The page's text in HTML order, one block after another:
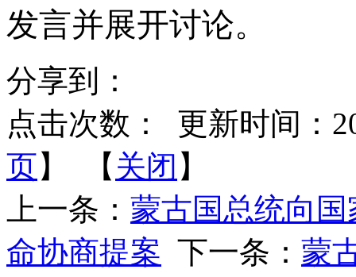
发言并展开讨论。
分享到：
点击次数：
更新时间：
页】 【 关闭 】
上一条： 蒙古国总统向
命协商提案 下一条： 蒙